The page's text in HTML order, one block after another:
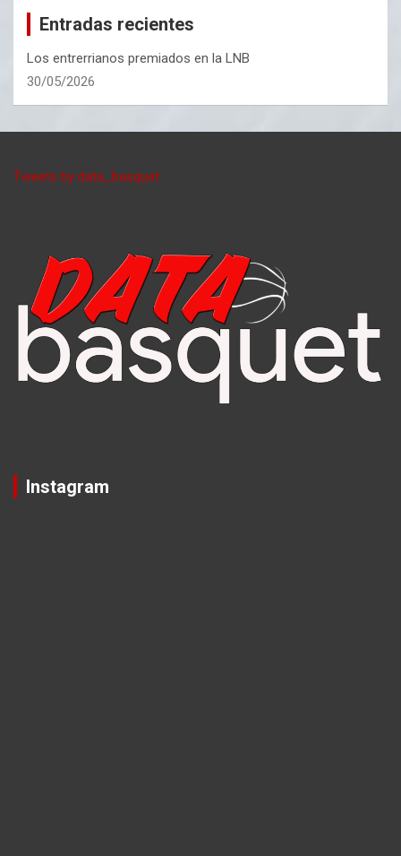
Entradas recientes
Los entrerrianos premiados en la LNB
30/05/2026
Tweets by data_basquet
Instagram